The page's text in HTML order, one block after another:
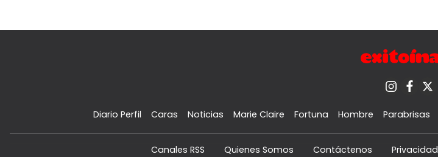
Diario Perfil Caras Noticias Marie Claire Fortuna Hombre Parabrisas
Canales RSS Quienes Somos Contáctenos Privacidad